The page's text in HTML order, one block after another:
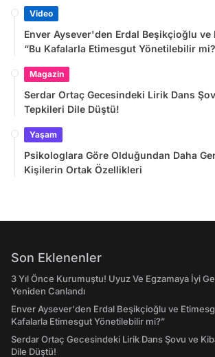
Video
Enver Aysever'den Erdal Beşikçioğlu ve
“Bu Kafalarla Etimesgut Yönetilebilir
Magazin
Serdar Ortaç Gecesindeki Lirik Dans
Tepkileri Dile Düştü!
Yaşam
Psikologlara Göre Olduğundan Daha
Kişilerin Ortak Özellikleri
Son Eklenenler
3 Yıl Önce Kurumuştu! Uyuz Ve Egzamaya İyi
Yeniden Canlandı
Enver Aysever'den Erdal Beşikçioğlu ve
Kafalarla Etimesgut Yönetilebilir mi?”
Serdar Ortaç Gecesindeki Lirik Dans Şovu ve
Dile Düştü!